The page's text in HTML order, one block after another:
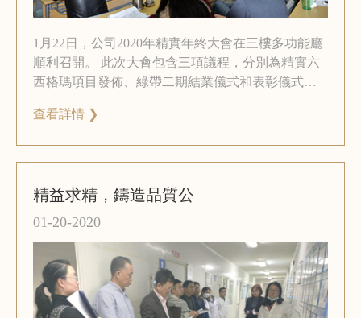
1月22日，公司2020年精實年終大會在三樓多功能廳
順利召開。 此次大會包含三項議程，分別為精實六
西格瑪項目發佈、綠帶二期結業儀式和表彰儀式。
了此次會議。
查看詳情 ❯
精益求精，鑄造品質公
01-20-2020